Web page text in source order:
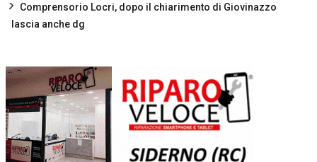
Comprensorio Locri, dopo il chiarimento di Giovinazzo
lascia anche dg